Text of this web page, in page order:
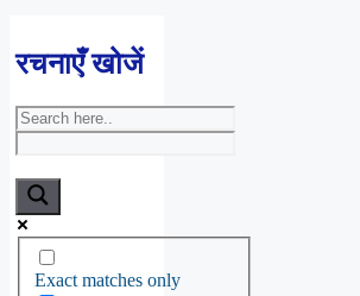
रचनाएँ खोजें
Exact matches only